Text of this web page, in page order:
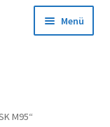
Menü
M95“